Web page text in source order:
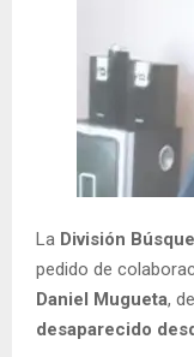
La División
pedido de
Daniel Mugueta, de
desaparecido